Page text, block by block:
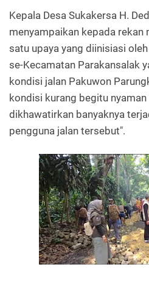
Kepala Desa Sukakersa H.
menyampaikan kepada rekan
satu upaya yang diinisiasi
se-Kecamatan Parakansalak
kondisi jalan Pakuwon
kondisi kurang begitu
dikhawatirkan banyaknya
pengguna jalan tersebut".